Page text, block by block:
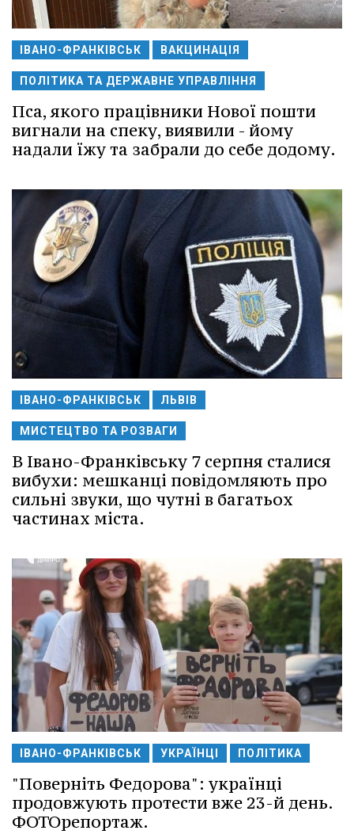
ІВАНО-ФРАНКІВСЬК ВАКЦИНАЦІЯ
ПОЛІТИКА ТА ДЕРЖАВНЕ УПРАВЛІННЯ
Пса, якого працівники Нової пошти
вигнали на спеку, виявили - йому
надали їжу та забрали до себе додому.
ІВАНО-ФРАНКІВСЬК ЛЬВІВ
МИСТЕЦТВО ТА РОЗВАГИ
В Івано-Франківську 7 серпня сталися
вибухи: мешканці повідомляють про
сильні звуки, що чутні в багатьох
частинах міста.
ІВАНО-ФРАНКІВСЬК УКРАЇНЦІ ПОЛІТИКА
"Поверніть Федорова": українці
продовжують протести вже 23-й день.
ФОТОрепортаж.